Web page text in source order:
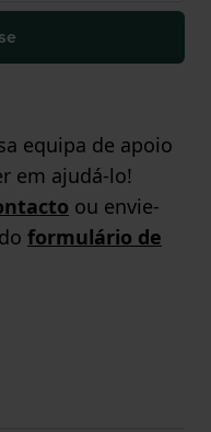
equipa de apoio
em ajudá-lo!
ou envie-
formulário de